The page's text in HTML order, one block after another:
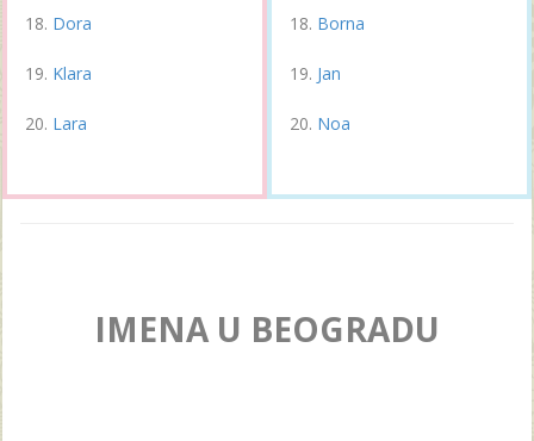
Dora
Klara
Lara
Borna
Jan
Noa
IMENA U BEOGRADU